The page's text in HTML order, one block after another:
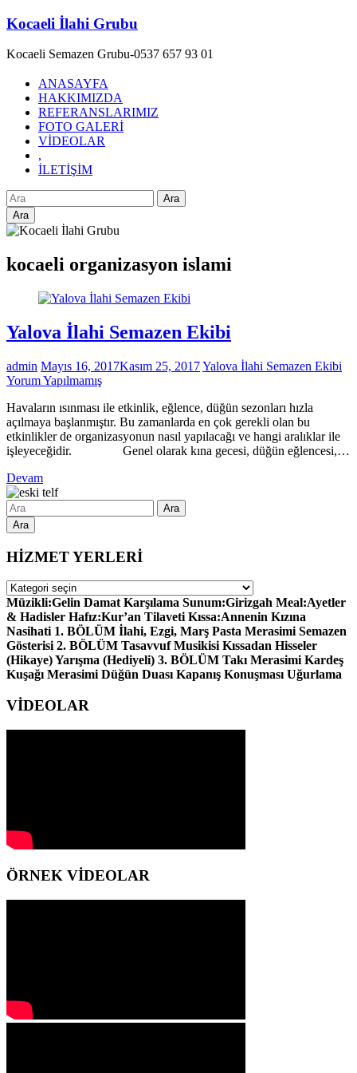
Skip
content
Kocaeli İlahi Grubu
Kocaeli Semazen Grubu-0537 657 93 01
ANASAYFA
HAKKIMIZDA
REFERANSLARIMIZ
FOTO GALERİ
VİDEOLAR
,
İLETİŞİM
Ara
kocaeli organizasyon islami
Yalova İlahi Semazen Ekibi
admin Mayıs 16, 2017Kasım 25, 2017Yalova İlahi Semazen Ekibi
Yorum Yapılmamış
Havaların ısınması ile etkinlik, eğlence, düğün sezonları hızla
açılmaya başlanmıştır. Bu zamanlarda en çok gerekli olan bu
etkinlikler de organizasyonun nasıl yapılacağı ve hangi aralıklar ile
işleyeceğidir. Genel olarak kına gecesi, düğün eğlencesi,…
Devam
Ara
HİZMET YERLERİ
HİZMET
YERLERİ
Müzikli:Gelin Damat Karşılama Sunum:Girizgah Meal:Ayetler
& Hadisler Hafız:Kur’an Tilaveti Kıssa:Annenin Kızına
Nasihati 1. BÖLÜM İlahi, Ezgi, Marş Pasta Merasimi Semazen
Gösterisi 2. BÖLÜM Tasavvuf Musikisi Kıssadan Hisseler
(Hikaye) Yarışma (Hediyeli) 3. BÖLÜM Takı Merasimi Kardeş
Kuşağı Merasimi Düğün Duası Kapanış Konuşması Uğurlama
VİDEOLAR
ÖRNEK VİDEOLAR